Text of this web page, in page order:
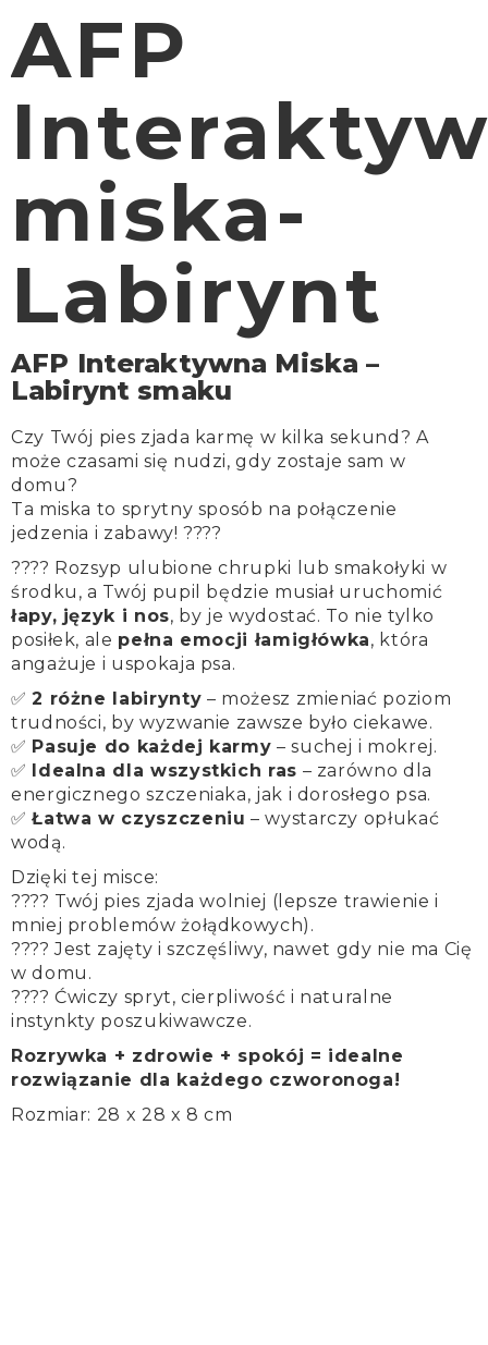
AFP
miska-
Labirynt
AFP Interaktywna Miska –
Labirynt smaku
Czy Twój pies zjada karmę w kilka sekund? A
może czasami się nudzi, gdy zostaje sam w
domu?
Ta miska to sprytny sposób na połączenie
jedzenia i zabawy! ????
???? Rozsyp ulubione chrupki lub smakołyki w
środku, a Twój pupil będzie musiał uruchomić
łapy, język i nos, by je wydostać. To nie tylko
posiłek, ale pełna emocji łamigłówka, która
angażuje i uspokaja psa.
✅2 różne labirynty – możesz zmieniać poziom
trudności, by wyzwanie zawsze było ciekawe.
✅ Pasuje do każdej karmy – suchej i mokrej.
✅
Idealna dla wszystkich ras – zarówno dla
energicznego szczeniaka, jak i dorosłego psa.
✅Łatwa w czyszczeniu – wystarczy opłukać
wodą.
Dzięki tej misce:
???? Twój pies zjada wolniej (lepsze trawienie i
mniej problemów żołądkowych).
???? Jest zajęty i szczęśliwy, nawet gdy nie ma Cię
w domu.
???? Ćwiczy spryt, cierpliwość i naturalne
instynkty poszukiwawcze.
Rozrywka + zdrowie + spokój = idealne
rozwiązanie dla każdego czworonoga!
Rozmiar: 28 x 28 x 8 cm